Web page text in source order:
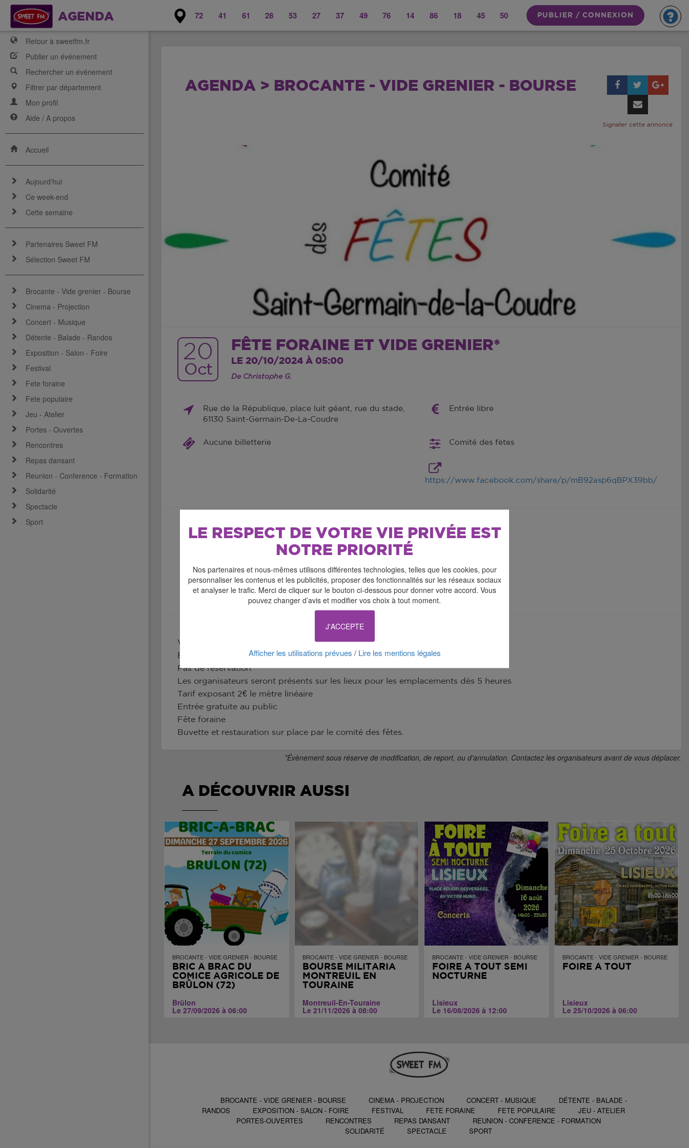
LE RESPECT DE VOTRE VIE PRIVÉE EST
NOTRE PRIORITÉ
Nos partenaires et nous-mêmes utilisons différentes technologies, telles que les cookies, pour
personnaliser les contenus et les publicités, proposer des fonctionnalités sur les réseaux sociaux
et analyser le trafic. Merci de cliquer sur le bouton ci-dessous pour donner votre accord. Vous
pouvez changer d’avis et modifier vos choix à tout moment.
J'ACCEPTE
Afficher les utilisations prévues / Lire les mentions légales
AGENDA 72 41 61 28 53 27 37 49 76 14 86 18 45 50 PUBLIER / CONNEXION
Retour à sweetfm.fr
Publier un événement
Rechercher un événement
Filtrer par département
Mon profil
Aide / A propos
Accueil
Aujourd'hui
Ce week-end
Cette semaine
Partenaires Sweet FM
Sélection Sweet FM
Brocante - Vide grenier - Bourse
Cinema - Projection
Concert - Musique
Détente - Balade - Randos
Exposition - Salon - Foire
Festival
Fete foraine
Fete populaire
Jeu - Atelier
Portes - Ouvertes
Rencontres
Repas dansant
Reunion - Conference - Formation
Solidarité
Spectacle
Sport
AGENDA > BROCANTE - VIDE GRENIER - BOURSE
Signaler cette annonce
20
Oct
FÊTE FORAINE ET VIDE GRENIER*
LE 20/10/2024 À 05:00
De Christophe G.
Rue de la République, place luit géant, rue du stade,
61130 Saint-Germain-De-La-Coudre
Entrée libre
Aucune billetterie Comité des fêtes
https://www.facebook.com/share/p/mB92asp6qBPX39bb/
Vide-greniers organisé par le comité des fêtes le dimanche 20 octobre 2024
Brocante ,bric-à-brac, braderie, vaisselle, vêtements et plus encore
Pas de réservation
Les organisateurs seront présents sur les lieux pour les emplacements dès 5 heures
Tarif exposant 2€ le mètre linéaire
Entrée gratuite au public
Fête foraine
Buvette et restauration sur place par le comité des fêtes.
*Évènement sous réserve de modification, de report, ou d'annulation. Contactez les organisateurs avant de vous déplacer.
A DÉCOUVRIR AUSSI
BROCANTE - VIDE GRENIER - BOURSE
BRIC À BRAC DU
COMICE AGRICOLE DE
BRÛLON (72)
Brûlon
Le 27/09/2026 à 06:00
BROCANTE - VIDE GRENIER - BOURSE
BOURSE MILITARIA
MONTREUIL EN
TOURAINE
Montreuil-En-Touraine
Le 21/11/2026 à 08:00
BROCANTE - VIDE GRENIER - BOURSE
FOIRE À TOUT SEMI
NOCTURNE
Lisieux
Le 16/08/2026 à 12:00
BROCANTE - VIDE GRENIER - BOURSE
FOIRE À TOUT
Lisieux
Le 25/10/2026 à 06:00
BROCANTE - VIDE GRENIER - BOURSE CINEMA - PROJECTION CONCERT - MUSIQUE
DÉTENTE - BALADE -
RANDOS
EXPOSITION - SALON - FOIRE FESTIVAL FETE FORAINE FETE POPULAIRE
JEU - ATELIER
PORTES-OUVERTES
RENCONTRES REPAS DANSANT
REUNION - CONFERENCE - FORMATION
SOLIDARITÉ
SPECTACLE SPORT